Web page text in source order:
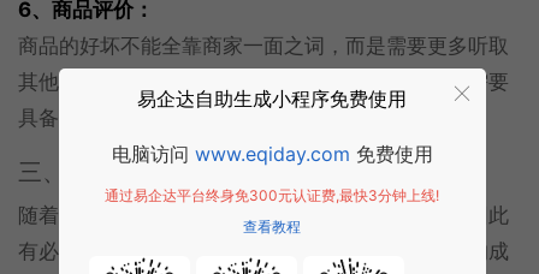
6、商品评价：
商品的好坏不能全靠商家一面之词，而是需要更多听取
其他消费者的意见，所以相应的商品评价功能也是需要
具备的。
三、拼团 小程序开发 找谁好？
随着时代的变化，传统销售方式的竞争明显不足，因此
有必要也去开发一款适合自己的拼团小程序。企业的成
易企达自助生成小程序免费使用
电脑访问 www.eqiday.com 免费使用
通过易企达平台终身免300元认证费,最快3分钟上线!
查看教程